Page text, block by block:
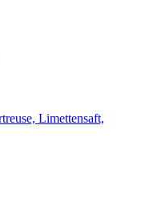
Limettensaft,